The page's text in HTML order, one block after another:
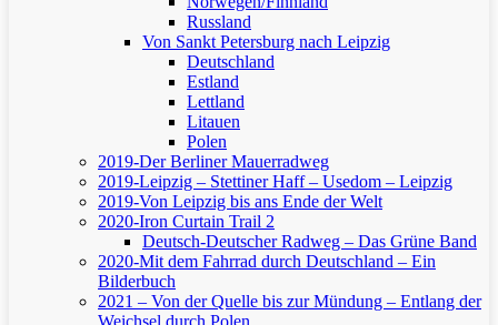
Russland
Von Sankt Petersburg nach Leipzig
Deutschland
Estland
Lettland
Litauen
Polen
2019-Der Berliner Mauerradweg
2019-Leipzig – Stettiner Haff – Usedom – Leipzig
2019-Von Leipzig bis ans Ende der Welt
2020-Iron Curtain Trail 2
Deutsch-Deutscher Radweg – Das Grüne Band
2020-Mit dem Fahrrad durch Deutschland – Ein
Bilderbuch
2021 – Von der Quelle bis zur Mündung – Entlang der
Weichsel durch Polen